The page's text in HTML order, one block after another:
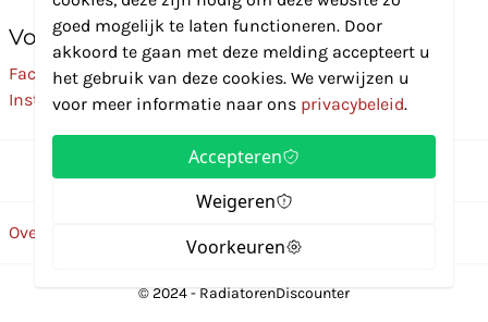
Volg Ons
Facebook
Instagram
Over ons
© 2024 - RadiatorenDiscounter
goed mogelijk te laten functioneren. Door
akkoord te gaan met deze melding accepteert u
het gebruik van deze cookies. We verwijzen u
voor meer informatie naar ons privacybeleid.
Accepteren
Weigeren
Voorkeuren